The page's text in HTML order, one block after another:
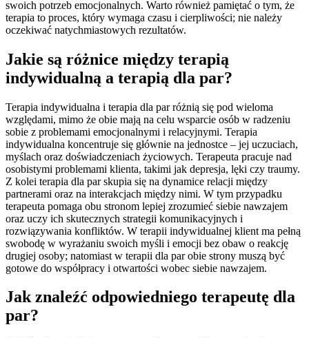
swoich potrzeb emocjonalnych. Warto również pamiętać o tym, że
terapia to proces, który wymaga czasu i cierpliwości; nie należy
oczekiwać natychmiastowych rezultatów.
Jakie są różnice między terapią
indywidualną a terapią dla par?
Terapia indywidualna i terapia dla par różnią się pod wieloma
względami, mimo że obie mają na celu wsparcie osób w radzeniu
sobie z problemami emocjonalnymi i relacyjnymi. Terapia
indywidualna koncentruje się głównie na jednostce – jej uczuciach,
myślach oraz doświadczeniach życiowych. Terapeuta pracuje nad
osobistymi problemami klienta, takimi jak depresja, lęki czy traumy.
Z kolei terapia dla par skupia się na dynamice relacji między
partnerami oraz na interakcjach między nimi. W tym przypadku
terapeuta pomaga obu stronom lepiej zrozumieć siebie nawzajem
oraz uczy ich skutecznych strategii komunikacyjnych i
rozwiązywania konfliktów. W terapii indywidualnej klient ma pełną
swobodę w wyrażaniu swoich myśli i emocji bez obaw o reakcję
drugiej osoby; natomiast w terapii dla par obie strony muszą być
gotowe do współpracy i otwartości wobec siebie nawzajem.
Jak znaleźć odpowiedniego terapeutę dla
par?